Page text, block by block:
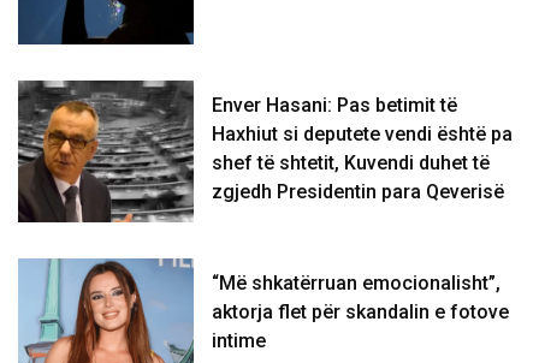
Enver Hasani: Pas betimit të
Haxhiut si deputete vendi është pa
shef të shtetit, Kuvendi duhet të
zgjedh Presidentin para Qeverisë
“Më shkatërruan emocionalisht”,
aktorja flet për skandalin e fotove
intime